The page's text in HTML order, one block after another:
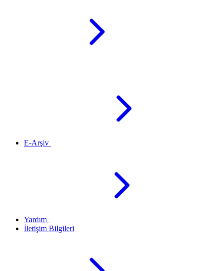
E-Arşiv
Yardım
İletişim Bilgileri